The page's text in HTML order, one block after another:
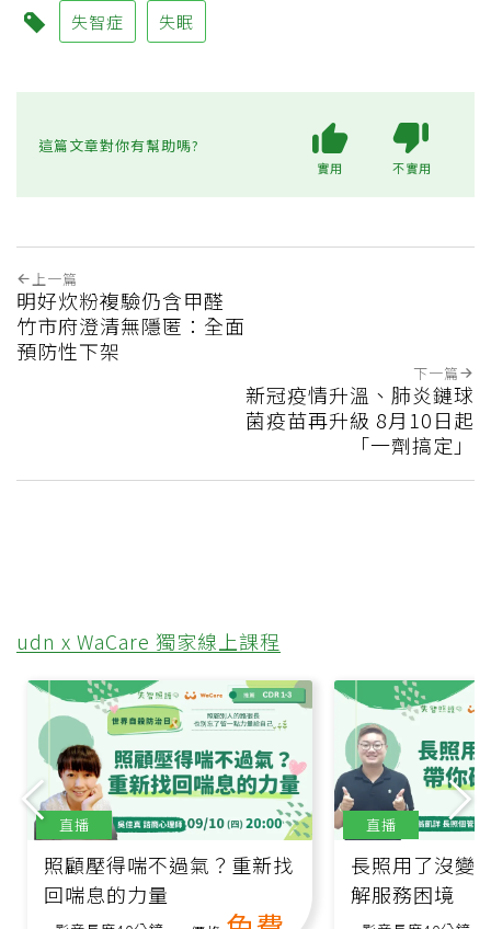
失智症 失眠
這篇文章對你有幫助嗎?
實用 不實用
上一篇
明好炊粉複驗仍含甲醛
竹市府澄清無隱匿：全面
預防性下架
下一篇
新冠疫情升溫、肺炎鏈球
菌疫苗再升級 8月10日起
「一劑搞定」
udn x WaCare 獨家線上課程
照顧壓得喘不過氣？重新找
回喘息的力量
直播
長照用了沒變
解服務困境
直播